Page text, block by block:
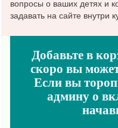
вопросы о ваших детях и
задавать на сайте внутри
Добавьте в
скоро вы
Если вы
админу о